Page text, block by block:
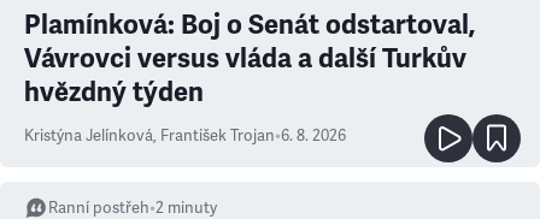
Plamínková: Boj o Senát odstartoval,
Vávrovci versus vláda a další Turkův
hvězdný týden
Kristýna Jelínková, František Trojan•6. 8. 2026
Ranní postřeh•2 minuty